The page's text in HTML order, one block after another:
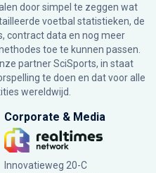
door simpel te zeggen wat
voetbal statistieken, de
contract data en nog meer
toe te kunnen passen.
partner SciSports, in staat
te doen en dat voor alle
wereldwijd.
Corporate & Media
Innovatieweg 20-C